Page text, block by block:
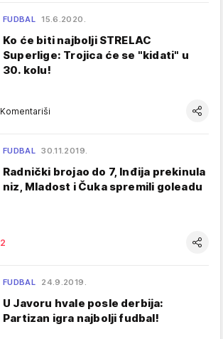
FUDBAL 15.6.2020.
Ko će biti najbolji STRELAC
Superlige: Trojica će se "kidati" u
30. kolu!
Komentariši
FUDBAL 30.11.2019.
Radnički brojao do 7, Inđija prekinula
niz, Mladost i Čuka spremili goleadu
2
FUDBAL 24.9.2019.
U Javoru hvale posle derbija:
Partizan igra najbolji fudbal!